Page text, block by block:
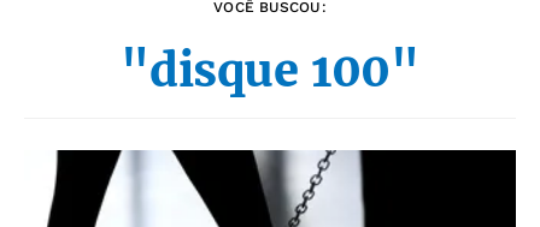
VOCÊ BUSCOU:
"disque 100"